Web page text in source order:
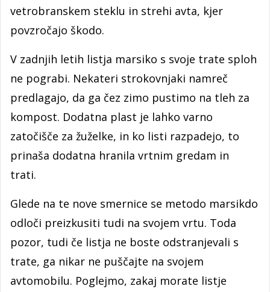
vetrobranskem steklu in strehi avta, kjer
povzročajo škodo.
V zadnjih letih listja marsiko s svoje trate sploh
ne pograbi. Nekateri strokovnjaki namreč
predlagajo, da ga čez zimo pustimo na tleh za
kompost. Dodatna plast je lahko varno
zatočišče za žuželke, in ko listi razpadejo, to
prinaša dodatna hranila vrtnim gredam in
trati.
Glede na te nove smernice se metodo marsikdo
odloči preizkusiti tudi na svojem vrtu. Toda
pozor, tudi če listja ne boste odstranjevali s
trate, ga nikar ne puščajte na svojem
avtomobilu. Poglejmo, zakaj morate listje